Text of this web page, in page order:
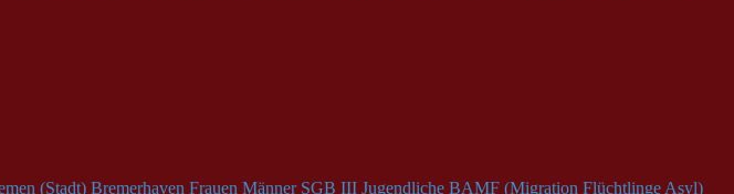
(Stadt) Bremerhaven Frauen Männer SGB III Jugendliche BAMF (Migration Flüchtlinge Asyl)